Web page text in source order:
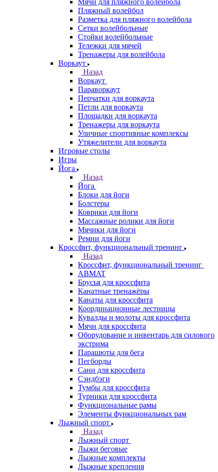
Мячи для пляжного волейбола
Пляжный волейбол
Разметка для пляжного волейбола
Сетки волейбольные
Стойки волейбольные
Тележки для мячей
Тренажеры для волейбола
Воркаут
Назад
Воркаут
Параворкаут
Перчатки для воркаута
Петли для воркаута
Площадки для воркаута
Тренажеры для воркаута
Уличные спортивные комплексы
Утяжелители для воркаута
Игровые столы
Игры
Йога
Назад
Йога
Блоки для йоги
Болстеры
Коврики для йоги
Массажные ролики для йоги
Мячики для йоги
Ремни для йоги
Кроссфит, функциональный тренинг
Назад
Кроссфит, функциональный тренинг
ABMAT
Брусья для кроссфита
Канатные тренажёры
Канаты для кроссфита
Координационные лестницы
Кувалды и молоты для кроссфита
Мячи для кроссфита
Оборудование и инвентарь для силового
экстрима
Парашюты для бега
Пегборды
Сани для кроссфита
Сэндбэги
Тумбы для кроссфита
Турники для кроссфита
Функциональные рамы
Элементы функциональных рам
Лыжный спорт
Назад
Лыжный спорт
Лыжи беговые
Лыжные комплекты
Лыжные крепления